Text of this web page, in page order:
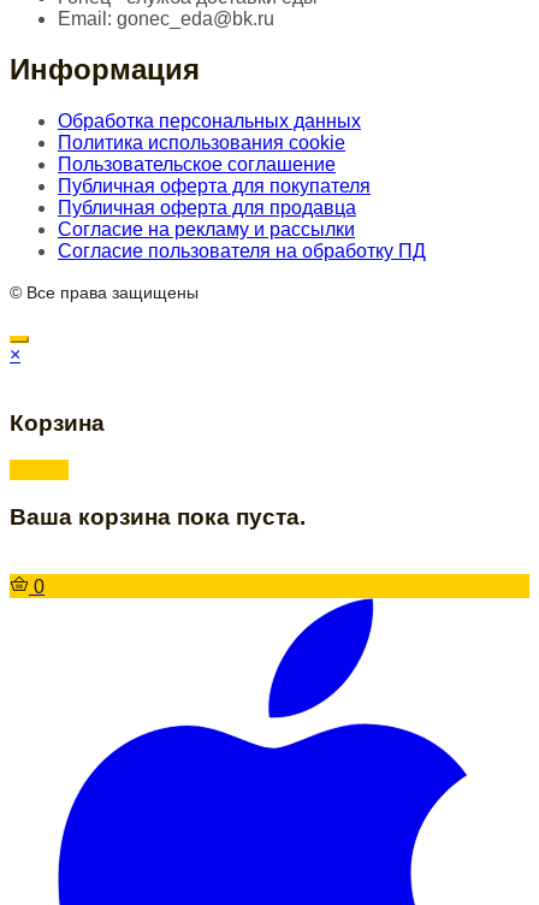
Email: gonec_eda@bk.ru
Информация
Обработка персональных данных
Политика использования cookie
Пользовательское соглашение
Публичная оферта для покупателя
Публичная оферта для продавца
Согласие на рекламу и рассылки
Согласие пользователя на обработку ПД
© Все права защищены
×
Корзина
Ваша корзина пока пуста.
0